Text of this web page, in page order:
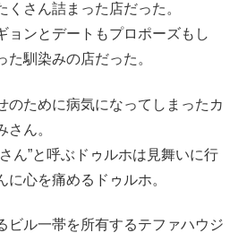
くさん詰まった店だった。
ョンとデートもプロポーズもし
馴染みの店だった。
のために病気になってしまったカ
さん。
ん”と呼ぶドゥルホは見舞いに行
に心を痛めるドゥルホ。
ビル一帯を所有するテファハウジ